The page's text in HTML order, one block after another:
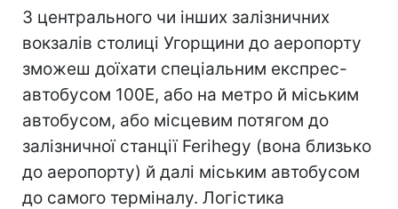
З центрального чи інших залізничних
вокзалів столиці Угорщини до аеропорту
зможеш доїхати спеціальним експрес-
автобусом 100E, або на метро й міським
автобусом, або місцевим потягом до
залізничної станції Ferihegy (вона близько
до аеропорту) й далі міським автобусом
до самого терміналу. Логістика